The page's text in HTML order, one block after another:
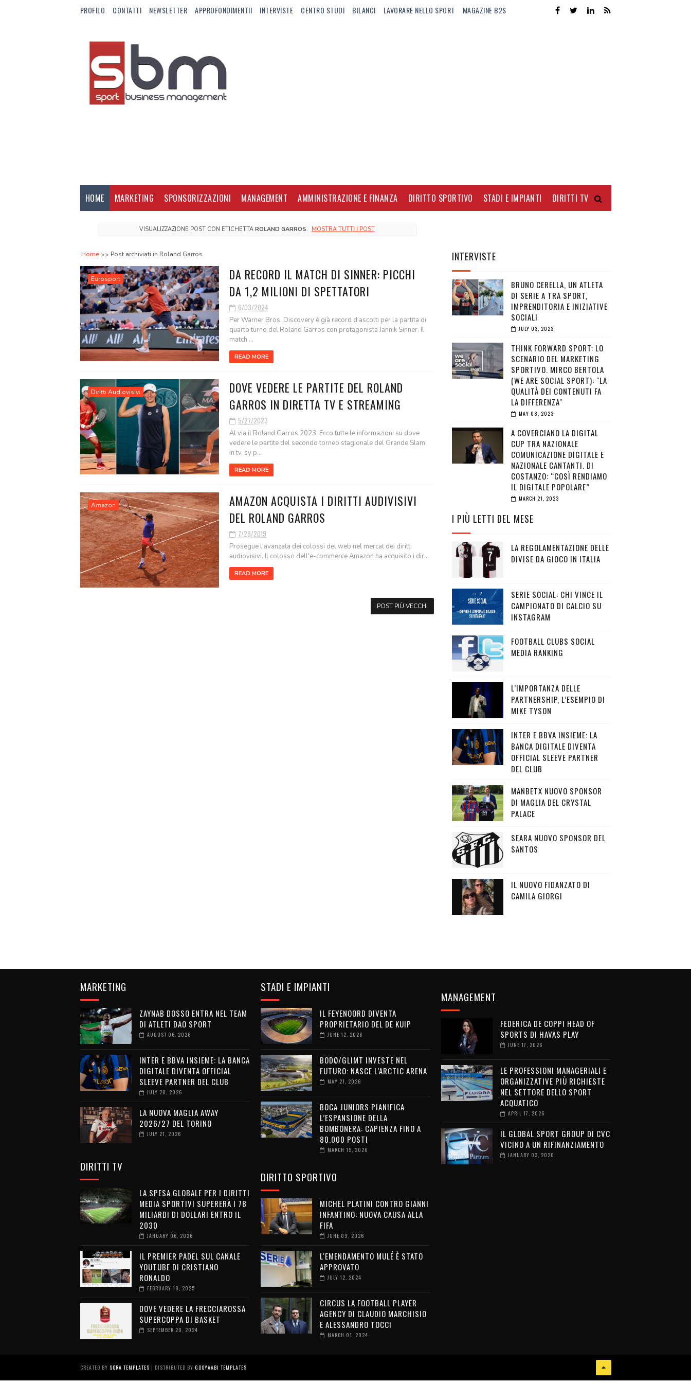
PROFILO CONTATTI NEWSLETTER APPROFONDIMENTII INTERVISTE CENTRO STUDI BILANCI LAVORARE NELLO SPORT MAGAZINE B2S
HOME MARKETING SPONSORIZZAZIONI MANAGEMENT AMMINISTRAZIONE E FINANZA DIRITTO SPORTIVO STADI E IMPIANTI DIRITTI TV
VISUALIZZAZIONE POST CON ETICHETTA ROLAND GARROS. MOSTRA TUTTI I POST
Home Post archiviati in Roland Garros
Eurosport
DA RECORD IL MATCH DI SINNER: PICCHI
DA 1,2 MILIONI DI SPETTATORI
6/03/2024
Per Warner Bros. Discovery è già record d’ascolti per la partita di
quarto turno del Roland Garros con protagonista Jannik Sinner. Il
match ...
READ MORE
Diritti Audiovisivi
DOVE VEDERE LE PARTITE DEL ROLAND
GARROS IN DIRETTA TV E STREAMING
5/27/2023
Al via il Roland Garros 2023. Ecco tutte le informazioni su dove
vedere le partite del secondo torneo stagionale del Grande Slam
in tv, sy p...
READ MORE
Amazon
AMAZON ACQUISTA I DIRITTI AUDIVISIVI
DEL ROLAND GARROS
7/28/2019
Prosegue l'avanzata dei colossi del web nel mercat dei diritti
audiovisivi. Il colosso dell'e-commerce Amazon ha acquisito i dir...
READ MORE
POST PIÙ VECCHI
INTERVISTE
BRUNO CERELLA, UN ATLETA
DI SERIE A TRA SPORT,
IMPRENDITORIA E INIZIATIVE
SOCIALI
JULY 03, 2023
THINK FORWARD SPORT: LO
SCENARIO DEL MARKETING
SPORTIVO. MIRCO BERTOLA
(WE ARE SOCIAL SPORT): "LA
QUALITÀ DEI CONTENUTI FA
LA DIFFERENZA"
MAY 08, 2023
A COVERCIANO LA DIGITAL
CUP TRA NAZIONALE
COMUNICAZIONE DIGITALE E
NAZIONALE CANTANTI. DI
COSTANZO: “COSÌ RENDIAMO
IL DIGITALE POPOLARE”
MARCH 21, 2023
I PIÙ LETTI DEL MESE
LA REGOLAMENTAZIONE DELLE
DIVISE DA GIOCO IN ITALIA
SERIE SOCIAL: CHI VINCE IL
CAMPIONATO DI CALCIO SU
INSTAGRAM
FOOTBALL CLUBS SOCIAL
MEDIA RANKING
L’IMPORTANZA DELLE
PARTNERSHIP, L’ESEMPIO DI
MIKE TYSON
INTER E BBVA INSIEME: LA
BANCA DIGITALE DIVENTA
OFFICIAL SLEEVE PARTNER
DEL CLUB
MANBETX NUOVO SPONSOR
DI MAGLIA DEL CRYSTAL
PALACE
SEARA NUOVO SPONSOR DEL
SANTOS
IL NUOVO FIDANZATO DI
CAMILA GIORGI
MARKETING
ZAYNAB DOSSO ENTRA NEL TEAM
DI ATLETI DAO SPORT
AUGUST 06, 2026
INTER E BBVA INSIEME: LA BANCA
DIGITALE DIVENTA OFFICIAL
SLEEVE PARTNER DEL CLUB
JULY 28, 2026
LA NUOVA MAGLIA AWAY
2026/27 DEL TORINO
JULY 21, 2026
DIRITTI TV
LA SPESA GLOBALE PER I DIRITTI
MEDIA SPORTIVI SUPERERÀ I 78
MILIARDI DI DOLLARI ENTRO IL
2030
JANUARY 06, 2026
IL PREMIER PADEL SUL CANALE
YOUTUBE DI CRISTIANO
RONALDO
FEBRUARY 18, 2025
DOVE VEDERE LA FRECCIAROSSA
SUPERCOPPA DI BASKET
SEPTEMBER 20, 2024
STADI E IMPIANTI
IL FEYENOORD DIVENTA
PROPRIETARIO DEL DE KUIP
JUNE 12, 2026
BODØ/GLIMT INVESTE NEL
FUTURO: NASCE L’ARCTIC ARENA
MAY 21, 2026
BOCA JUNIORS PIANIFICA
L’ESPANSIONE DELLA
BOMBONERA: CAPIENZA FINO A
80.000 POSTI
MARCH 15, 2026
DIRITTO SPORTIVO
MICHEL PLATINI CONTRO GIANNI
INFANTINO: NUOVA CAUSA ALLA
FIFA
JUNE 09, 2026
L'EMENDAMENTO MULÉ È STATO
APPROVATO
JULY 12, 2024
CIRCUS LA FOOTBALL PLAYER
AGENCY DI CLAUDIO MARCHISIO
E ALESSANDRO TOCCI
MARCH 01, 2024
MANAGEMENT
FEDERICA DE COPPI HEAD OF
SPORTS DI HAVAS PLAY
JUNE 17, 2026
LE PROFESSIONI MANAGERIALI E
ORGANIZZATIVE PIÙ RICHIESTE
NEL SETTORE DELLO SPORT
ACQUATICO
APRIL 17, 2026
IL GLOBAL SPORT GROUP DI CVC
VICINO A UN RIFINANZIAMENTO
JANUARY 03, 2026
CREATED BY SORA TEMPLATES | DISTRIBUTED BY GOOYAABI TEMPLATES